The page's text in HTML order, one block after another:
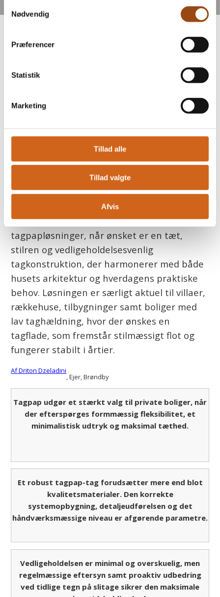
Nødvendig
Præferencer
Statistik
Marketing
Tillad alle
Tillad valgte
Afvis
Tagpap til private
Storkøbenhavn – en
tæt, moderne og
vedligeholdelsesvenlig
tagløsning
Tagpap er for mange private boligejere i
Storkøbenhavn blevet et moderne og trygt
alternativ til mere traditionelle tagtyper.
Hos Tagdækkeren.dk assisterer vi private
boligejere med professionelle
tagpapløsninger, når ønsket er en tæt,
stilren og vedligeholdelsesvenlig
tagkonstruktion, der harmonerer med både
husets arkitektur og hverdagens praktiske
behov. Løsningen er særligt aktuel til villaer,
rækkehuse, tilbygninger samt boliger med
lav taghældning, hvor der ønskes en
tagflade, som fremstår stilmæssigt flot og
fungerer stabilt i årtier.
Af Driton Dzeladini
, Ejer, Brøndby
Tagpap udgør et stærkt valg til private boliger, når
der efterspørges formmæssig fleksibilitet, et
minimalistisk udtryk og maksimal tæthed.
Et robust tagpap-tag forudsætter mere end blot
kvalitetsmaterialer. Den korrekte
systemopbygning, detaljeudførelsen og det
håndværksmæssige niveau er afgørende parametre.
Vedligeholdelsen er minimal og overskuelig, men
regelmæssige eftersyn samt proaktiv udbedring
ved tidlige tegn på slitage sikrer den maksimale